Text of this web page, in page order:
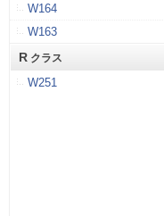
W164
W163
R クラス
W251